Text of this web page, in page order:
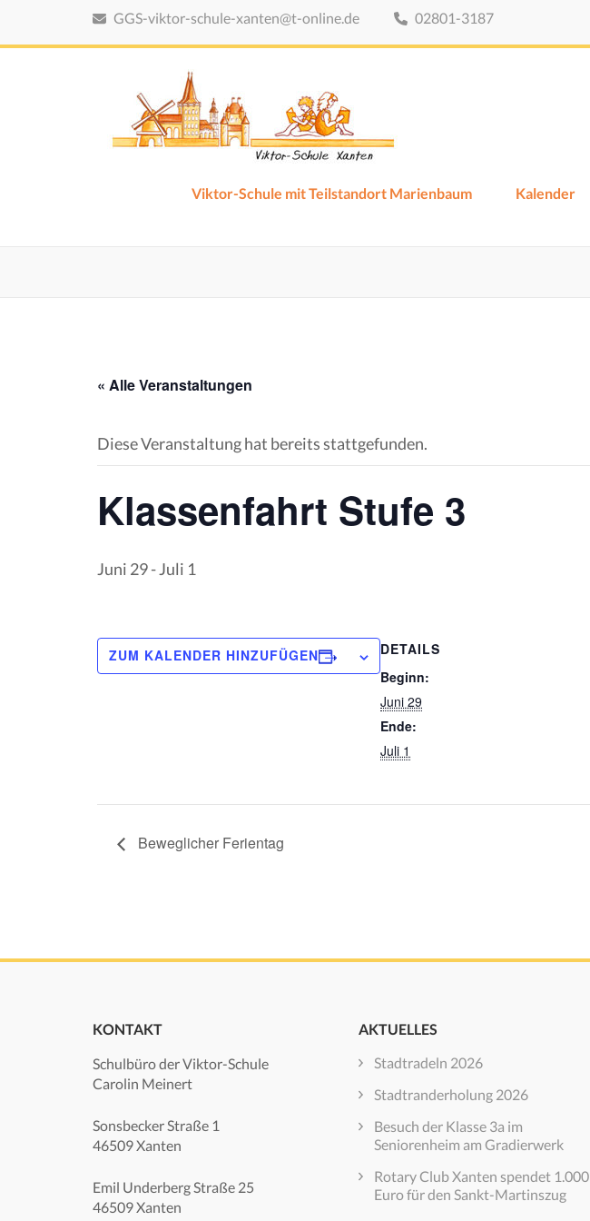
springen
GGS-viktor-schule-xanten@t-online.de 02801-3187
Viktor-Schule mit Teilstandort Marienbaum Kalender
« Alle Veranstaltungen
Diese Veranstaltung hat bereits stattgefunden.
Klassenfahrt Stufe 3
Juni 29-Juli 1
ZUM KALENDER HINZUFÜGEN
DETAILS
Beginn:
Juni 29
Ende:
Juli 1
Beweglicher Ferientag
KONTAKT
Schulbüro der Viktor-Schule
Carolin Meinert
Sonsbecker Straße 1
46509 Xanten
Emil Underberg Straße 25
46509 Xanten
AKTUELLES
Stadtradeln 2026
Stadtranderholung 2026
Besuch der Klasse 3a im
Seniorenheim am Gradierwerk
Rotary Club Xanten spendet 1.000
Euro für den Sankt-Martinszug